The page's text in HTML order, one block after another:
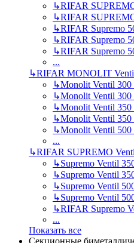
↳RIFAR
↳RIFAR
↳RIFAR Supremo
↳RIFAR Supremo
↳RIFAR Supremo
...
↳RIFAR MONOLIT
↳Monolit Ventil
↳Monolit Ventil
↳Monolit Ventil
↳Monolit Ventil
↳Monolit Ventil
...
↳RIFAR SUPREMO
↳Supremo Ventil
↳Supremo Ventil
↳Supremo Ventil
↳Supremo Ventil
↳RIFAR Supremo
...
Показать все
Секционные